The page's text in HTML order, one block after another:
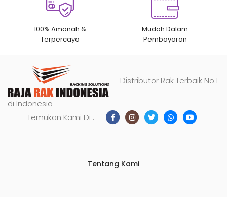
100% Amanah &
Terpercaya
Mudah Dalam
Pembayaran
Distributor Rak Terbaik No.1
di Indonesia
Temukan Kami Di :
Tentang Kami